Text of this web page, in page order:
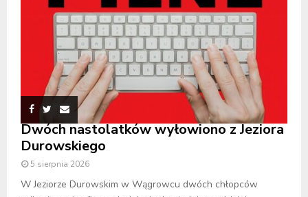
Dwóch nastolatków wyłowiono z Jeziora
Durowskiego
5 sierpnia 2026
W Jeziorze Durowskim w Wągrowcu dwóch chłopców